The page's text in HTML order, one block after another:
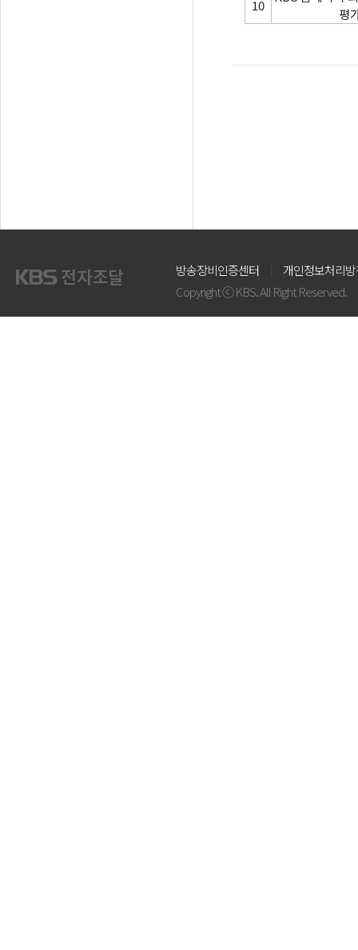
10
평
방송장비인증센터
개인정보처리
Copyright ⓒ KBS. All Right Reserved.